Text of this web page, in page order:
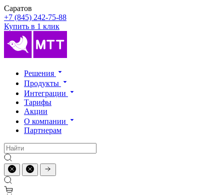
Саратов
+7 (845) 242-75-88
Купить в 1 клик
Решения
Продукты
Интеграции
Тарифы
Акции
О компании
Партнерам